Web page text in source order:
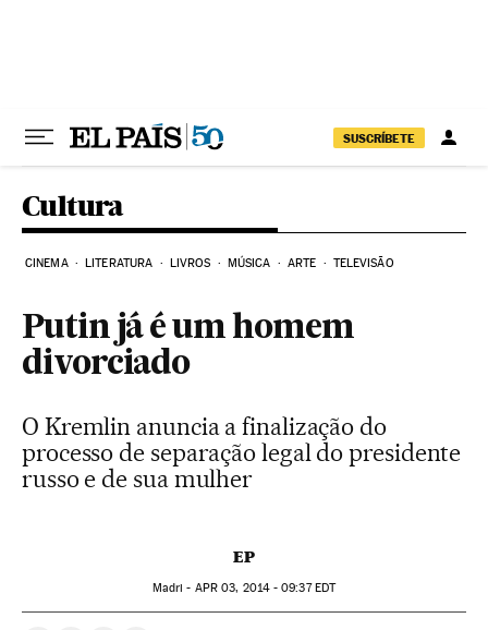
SUSCRÍBETE
Cultura
CINEMA LITERATURA LIVROS MÚSICA ARTE TELEVISÃO
Putin já é um homem
divorciado
O Kremlin anuncia a finalização do
processo de separação legal do presidente
russo e de sua mulher
EP
Madri - APR 03, 2014 - 09:37EDT